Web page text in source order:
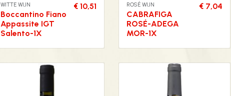
WITTE WIJN
Boccantino Fiano
Appassite IGT
Salento-1X
€ 10,51 ROSÉ WIJN
CABRAFIGA
ROSÉ-ADEGA
MOR-1X
€ 7,04